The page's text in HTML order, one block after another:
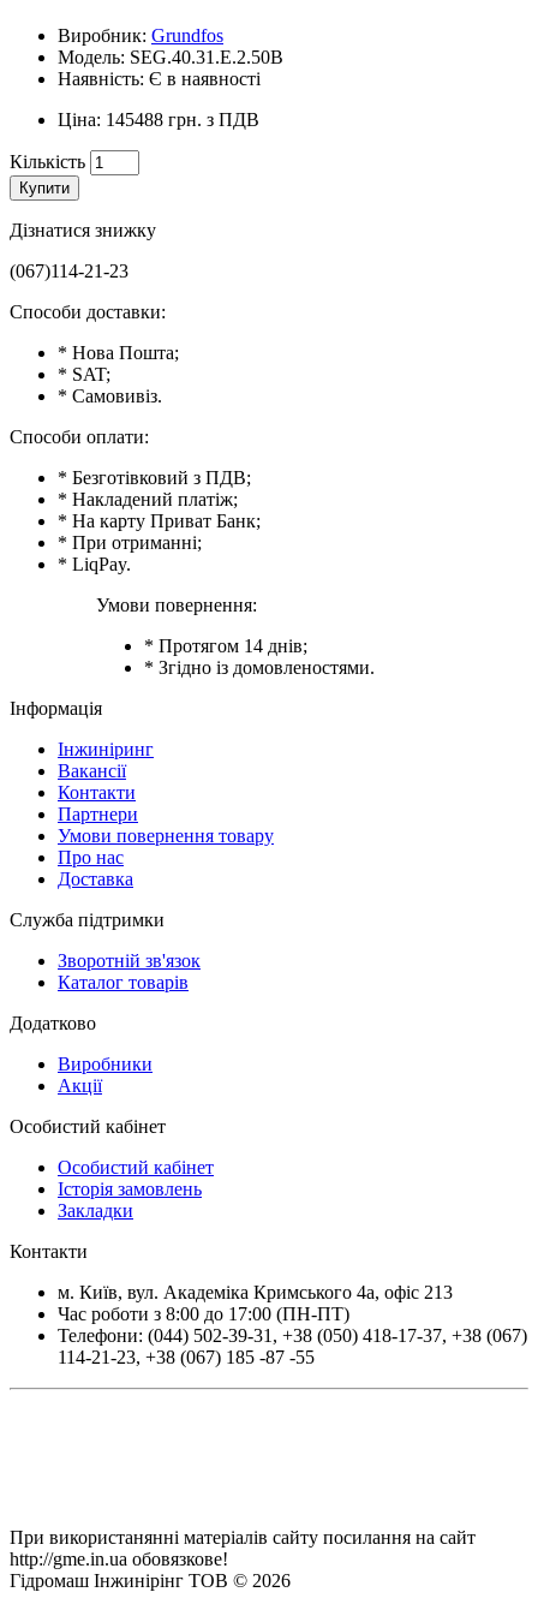
Виробник: Grundfos
Модель: SEG.40.31.E.2.50B
Наявність: Є в наявності
Ціна: 145488 грн. з ПДВ
Кількість
Купити
Дізнатися знижку
(067)114-21-23
Способи доставки:
* Нова Пошта;
* SAT;
* Самовивіз.
Способи оплати:
* Безготівковий з ПДВ;
* Накладений платіж;
* На карту Приват Банк;
* При отриманні;
* LiqPay.
Умови повернення:
* Протягом 14 днів;
* Згідно із домовленостями.
Інформація
Інжиніринг
Вакансії
Контакти
Партнери
Умови повернення товару
Про нас
Доставка
Служба підтримки
Зворотній зв'язок
Каталог товарів
Додатково
Виробники
Акції
Особистий кабінет
Особистий кабінет
Історія замовлень
Закладки
Контакти
м. Київ, вул. Академіка Кримського 4а, офіс 213
Час роботи з 8:00 до 17:00 (ПН-ПТ)
Телефони: (044) 502-39-31 , +38 (050) 418-17-37, +38 (067)
114-21-23, +38 (067) 185 -87 -55
При використанянні матеріалів сайту посилання на сайт
http://gme.in.ua обовязкове!
Гідромаш Інжинірінг ТОВ © 2026